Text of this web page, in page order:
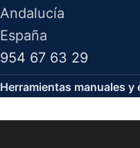
Andalucía
España
954 67 63 29
Herramientas manuales